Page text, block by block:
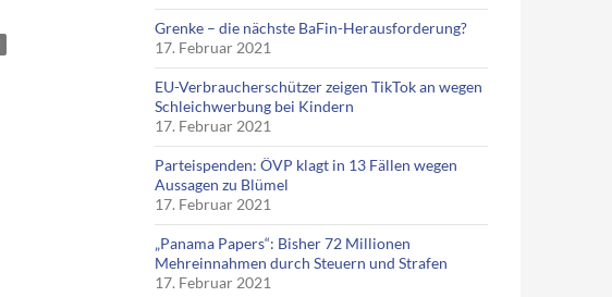
Grenke – die nächste BaFin-Herausforderung?
17. Februar 2021
EU-Verbraucherschützer zeigen TikTok an wegen
Schleichwerbung bei Kindern
17. Februar 2021
Parteispenden: ÖVP klagt in 13 Fällen wegen
Aussagen zu Blümel
17. Februar 2021
„Panama Papers“: Bisher 72 Millionen
Mehreinnahmen durch Steuern und Strafen
17. Februar 2021